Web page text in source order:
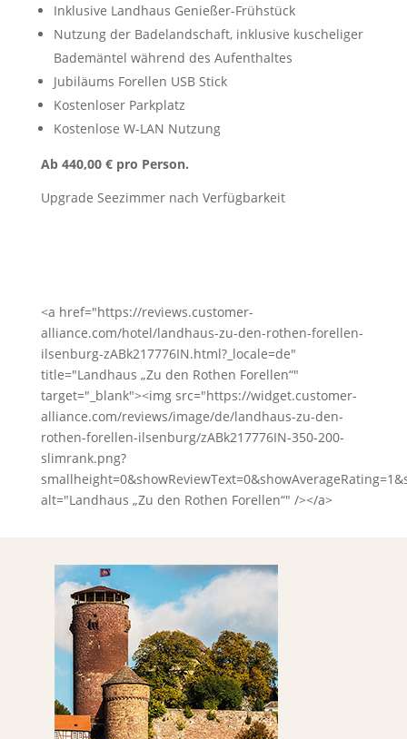
Inklusive Landhaus Genießer-Frühstück
Nutzung der Badelandschaft, inklusive kuscheliger
Bademäntel während des Aufenthaltes
Jubiläums Forellen USB Stick
Kostenloser Parkplatz
Kostenlose W-LAN Nutzung
Ab 440,00 € pro Person.
Upgrade Seezimmer nach Verfügbarkeit
<a href="https://reviews.customer-
alliance.com/hotel/landhaus-zu-den-rothen-forellen-
ilsenburg-zABk217776IN.html?_locale=de"
title="Landhaus „Zu den Rothen Forellen“"
target="_blank"><img src="https://widget.customer-
alliance.com/reviews/image/de/landhaus-zu-den-
rothen-forellen-ilsenburg/zABk217776IN-350-200-
slimrank.png?
alt="Landhaus „Zu den Rothen Forellen“" /></a>